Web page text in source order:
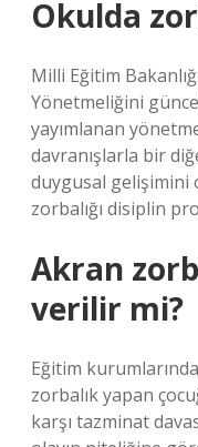
Okulda
Milli Eğitim
Yönetmeliğini
yayımlanan
davranışlarla bir
duygusal gelişimini
zorbalığı disiplin
Akran
verilir mi?
Eğitim
zorbalık yapan
karşı tazminat